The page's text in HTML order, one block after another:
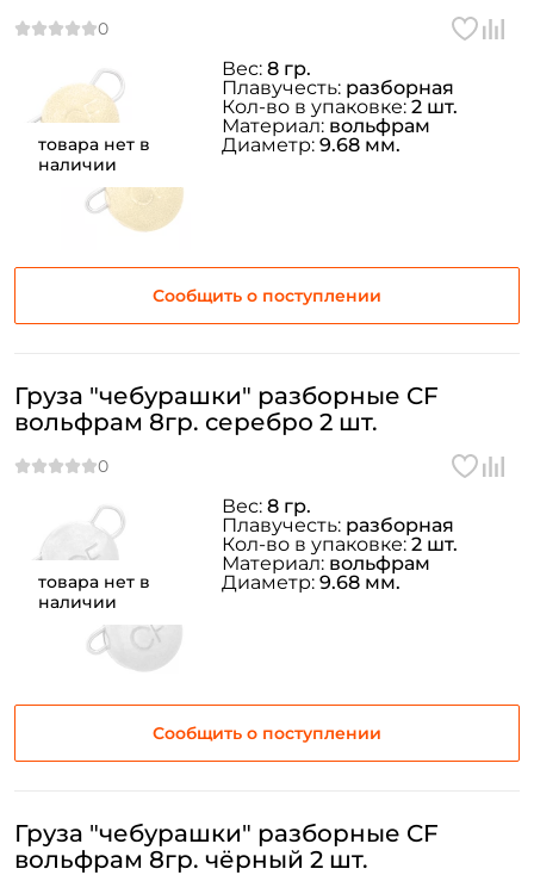
товара нет в
наличии
Сообщить о поступлении
Вес: 8 гр.
Плавучесть: разборная
Кол-во в упаковке:2 шт.
Материал: вольфрам
Диаметр: 9.68 мм.
товара нет в
наличии
Груза "чебурашки" разборные CF
вольфрам 8гр. серебро 2 шт.
Сообщить о поступлении
Вес: 8 гр.
Плавучесть: разборная
Кол-во в упаковке:2 шт.
Материал: вольфрам
Диаметр: 9.68 мм.
Груза "чебурашки" разборные CF
вольфрам 8гр. чёрный 2 шт.